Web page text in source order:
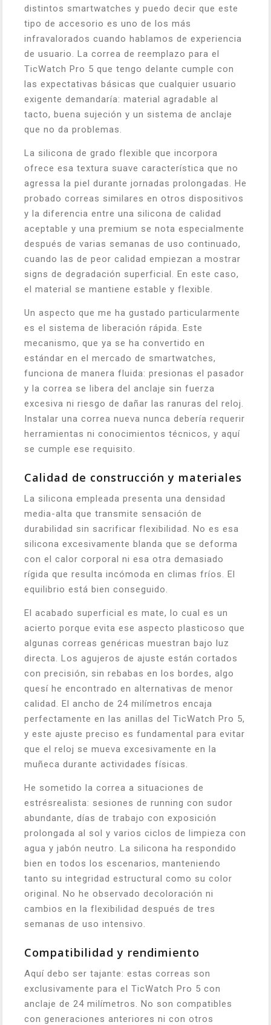
distintos smartwatches y puedo decir que este
tipo de accesorio es uno de los más
infravalorados cuando hablamos de experiencia
de usuario. La correa de reemplazo para el
TicWatch Pro 5 que tengo delante cumple con
las expectativas básicas que cualquier usuario
exigente demandaría: material agradable al
tacto, buena sujeción y un sistema de anclaje
que no da problemas.
La silicona de grado flexible que incorpora
ofrece esa textura suave característica que no
agressa la piel durante jornadas prolongadas. He
probado correas similares en otros dispositivos
y la diferencia entre una silicona de calidad
aceptable y una premium se nota especialmente
después de varias semanas de uso continuado,
cuando las de peor calidad empiezan a mostrar
signs de degradación superficial. En este caso,
el material se mantiene estable y flexible.
Un aspecto que me ha gustado particularmente
es el sistema de liberación rápida. Este
mecanismo, que ya se ha convertido en
estándar en el mercado de smartwatches,
funciona de manera fluida: presionas el pasador
y la correa se libera del anclaje sin fuerza
excesiva ni riesgo de dañar las ranuras del reloj.
Instalar una correa nueva nunca debería requerir
herramientas ni conocimientos técnicos, y aquí
se cumple ese requisito.
Calidad de construcción y materiales
La silicona empleada presenta una densidad
media-alta que transmite sensación de
durabilidad sin sacrificar flexibilidad. No es esa
silicona excesivamente blanda que se deforma
con el calor corporal ni esa otra demasiado
rígida que resulta incómoda en climas fríos. El
equilibrio está bien conseguido.
El acabado superficial es mate, lo cual es un
acierto porque evita ese aspecto plasticoso que
algunas correas genéricas muestran bajo luz
directa. Los agujeros de ajuste están cortados
con precisión, sin rebabas en los bordes, algo
quesí he encontrado en alternativas de menor
calidad. El ancho de 24 milímetros encaja
perfectamente en las anillas del TicWatch Pro 5,
y este ajuste preciso es fundamental para evitar
que el reloj se mueva excesivamente en la
muñeca durante actividades físicas.
He sometido la correa a situaciones de
estrésrealista: sesiones de running con sudor
abundante, días de trabajo con exposición
prolongada al sol y varios ciclos de limpieza con
agua y jabón neutro. La silicona ha respondido
bien en todos los escenarios, manteniendo
tanto su integridad estructural como su color
original. No he observado decoloración ni
cambios en la flexibilidad después de tres
semanas de uso intensivo.
Compatibilidad y rendimiento
Aquí debo ser tajante: estas correas son
exclusivamente para el TicWatch Pro 5 con
anclaje de 24 milímetros. No son compatibles
con generaciones anteriores ni con otros